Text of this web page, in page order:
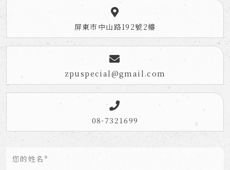
屏東市中山路192號2樓
zpuspecial@gmail.com
08-7321699